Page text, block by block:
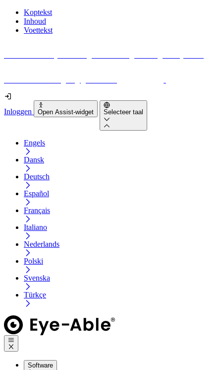
Koptekst
Inhoud
Voettekst
Inloggen Open Assist-widget Selecteer taal
Engels
Dansk
Deutsch
Español
Français
Italiano
Nederlands
Polski
Svenska
Türkçe
Software